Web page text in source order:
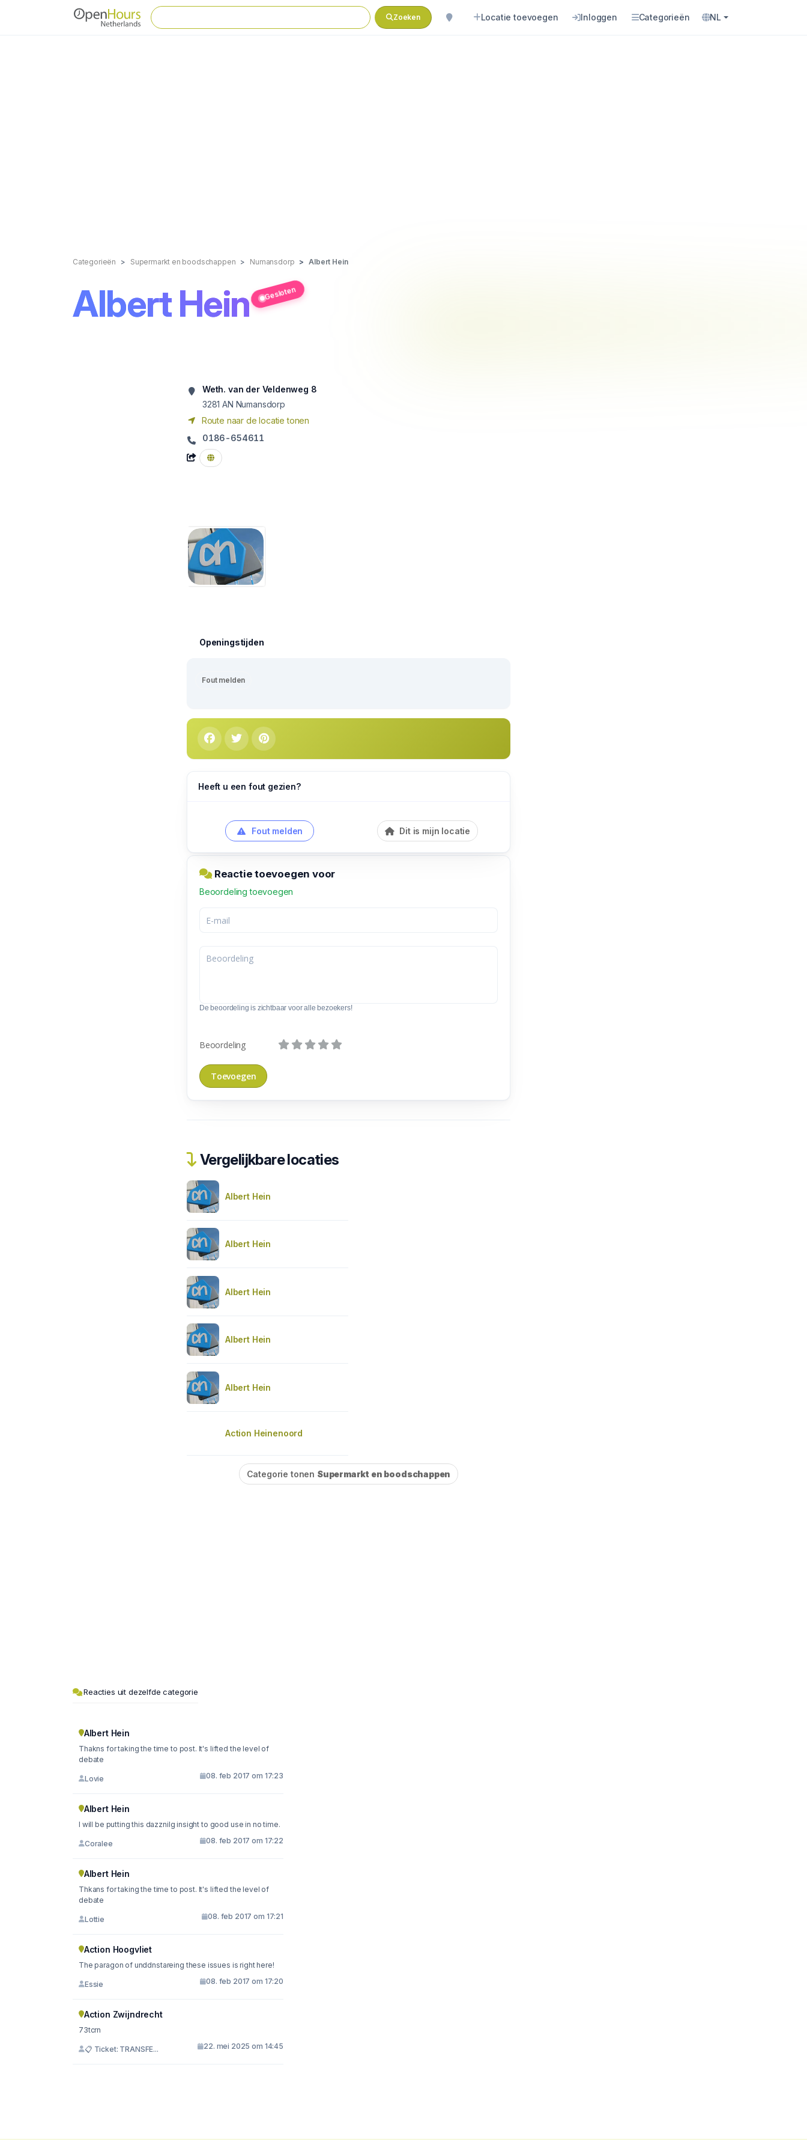
Zoeken Locatie toevoegen Inloggen Categorieën NL
Categorieën Supermarkt en boodschappen Numansdorp Albert Hein
Albert Hein Gesloten
Weth. van der Veldenweg 8
3281 AN Numansdorp
Route naar de locatie tonen
0186-654611
Openingstijden
Fout melden
Heeft u een fout gezien?
Fout melden Dit is mijn locatie
Reactie toevoegen voor
Beoordeling toevoegen
De beoordeling is zichtbaar voor alle bezoekers!
Beoordeling
Vergelijkbare locaties
Albert Hein
Albert Hein
Albert Hein
Albert Hein
Albert Hein
Action Heinenoord
Categorie tonen Supermarkt en boodschappen
Reacties uit dezelfde categorie
Albert Hein
Thakns for taking the time to post. It's lifted the level of
debate
Lovie 08. feb 2017 om 17:23
Albert Hein
I will be putting this dazznilg insight to good use in no time.
Coralee 08. feb 2017 om 17:22
Albert Hein
Thkans for taking the time to post. It's lifted the level of
debate
Lottie 08. feb 2017 om 17:21
Action Hoogvliet
The paragon of unddnstareing these issues is right here!
Essie 08. feb 2017 om 17:20
Action Zwijndrecht
73tcrn
📋 Ticket: TRANSFE... 22. mei 2025 om 14:45